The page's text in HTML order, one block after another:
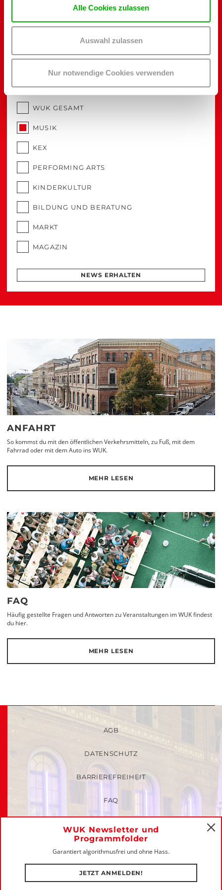
Alle Cookies zulassen
Auswahl zulassen
Nur notwendige Cookies verwenden
NEWSLETTER
Melde dich hier für Newsletter aus dem WUK an und bleib immer
WUK GESAMT
MUSIK
KEX
PERFORMING ARTS
KINDERKULTUR
BILDUNG UND BERATUNG
MARKT
MAGAZIN
NEWS ERHALTEN
ANFAHRT
So kommst du mit den öffentlichen Verkehrsmitteln, zu Fuß, mit dem
Fahrrad oder mit dem Auto ins WUK.
MEHR LESEN
FAQ
Häufig gestellte Fragen und Antworten zu Veranstaltungen im WUK findest
du hier.
MEHR LESEN
WUK Newsletter und
Programmfolder
Garantiert algorithmusfrei und ohne Hass.
JETZT ANMELDEN!
AGB
DATENSCHUTZ
BARRIEREFREIHEIT
FAQ
IMPRESSUM